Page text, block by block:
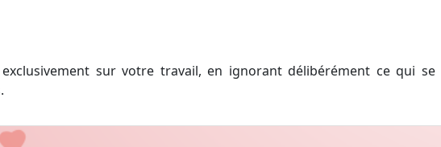
sur votre travail, en ignorant délibérément ce qui se